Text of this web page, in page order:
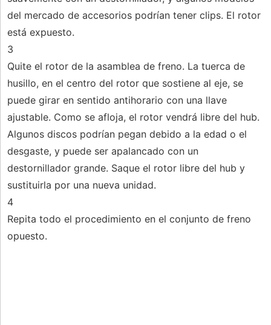
del mercado de accesorios podrían tener clips. El rotor
está expuesto.
3
Quite el rotor de la asamblea de freno. La tuerca de
husillo, en el centro del rotor que sostiene al eje, se
puede girar en sentido antihorario con una llave
ajustable. Como se afloja, el rotor vendrá libre del hub.
Algunos discos podrían pegan debido a la edad o el
desgaste, y puede ser apalancado con un
destornillador grande. Saque el rotor libre del hub y
sustituirla por una nueva unidad.
4
Repita todo el procedimiento en el conjunto de freno
opuesto.